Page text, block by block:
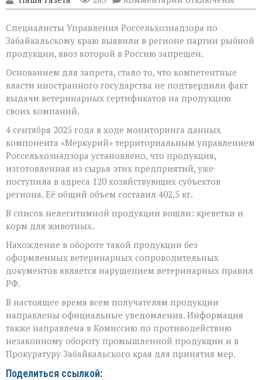
записи
помощью
компонента
«Меркурий»
выявлена
поставка
в
Забайкальский
край
с
нарушением
Специалисты Управления Россельхознадзора по
Забайкальскому краю выявили в регионе партии рыбной
продукции, ввоз которой в Россию запрещен.
Основанием для запрета, стало то, что компетентные
власти иностранного государства не подтвердили факт
выдачи ветеринарных сертификатов на продукцию
своих компаний.
4 сентября 2025 года в ходе мониторинга данных
компонента «Меркурий» территориальным управлением
Россельхознадзора установлено, что продукция,
изготовленная из сырья этих предприятий, уже
поступила в адреса 120 хозяйствующих субъектов
региона. Её общий объем составил 402,5 кг.
В список нелегитимной продукции вошли: креветки и
корм для животных.
Нахождение в обороте такой продукции без
оформленных ветеринарных сопроводительных
документов является нарушением ветеринарных правил
РФ.
В настоящее время всем получателям продукции
направлены официальные уведомления. Информация
также направлена в Комиссию по противодействию
незаконному обороту промышленной продукции и в
Прокуратуру Забайкальского края для принятия мер.
Поделиться ссылкой: